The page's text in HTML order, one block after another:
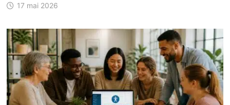
17 mai 2026